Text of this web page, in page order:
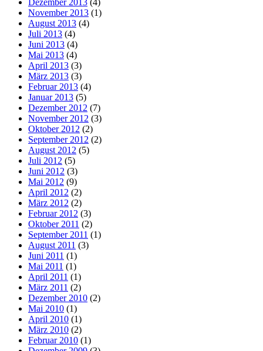
Dezember 2013 (4)
November 2013 (1)
August 2013 (4)
Juli 2013 (4)
Juni 2013 (4)
Mai 2013 (4)
April 2013 (3)
März 2013 (3)
Februar 2013 (4)
Januar 2013 (5)
Dezember 2012 (7)
November 2012 (3)
Oktober 2012 (2)
September 2012 (2)
August 2012 (5)
Juli 2012 (5)
Juni 2012 (3)
Mai 2012 (9)
April 2012 (2)
März 2012 (2)
Februar 2012 (3)
Oktober 2011 (2)
September 2011 (1)
August 2011 (3)
Juni 2011 (1)
Mai 2011 (1)
April 2011 (1)
März 2011 (2)
Dezember 2010 (2)
Mai 2010 (1)
April 2010 (1)
März 2010 (2)
Februar 2010 (1)